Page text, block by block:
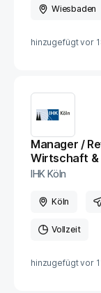
Wiesbaden
hinzugefügt vor
Manager /
Wirtschaft &
IHK Köln
Köln
Vollzeit
hinzugefügt vor